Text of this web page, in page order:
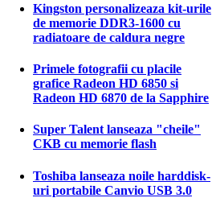
Kingston personalizeaza kit-urile
de memorie DDR3-1600 cu
radiatoare de caldura negre
Primele fotografii cu placile
grafice Radeon HD 6850 si
Radeon HD 6870 de la Sapphire
Super Talent lanseaza "cheile"
CKB cu memorie flash
Toshiba lanseaza noile harddisk-
uri portabile Canvio USB 3.0